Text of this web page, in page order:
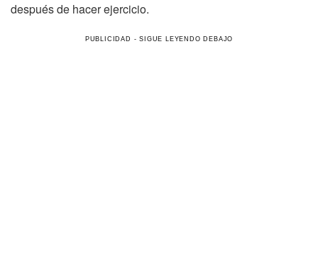
después de hacer ejercicio.